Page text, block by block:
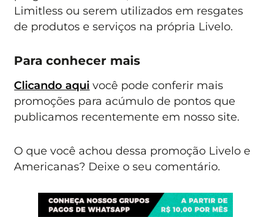
Limitless ou serem utilizados em resgates
de produtos e serviços na própria Livelo.
Para conhecer mais
Clicando aqui você pode conferir mais
promoções para acúmulo de pontos que
publicamos recentemente em nosso site.
O que você achou dessa promoção Livelo e
Americanas? Deixe o seu comentário.